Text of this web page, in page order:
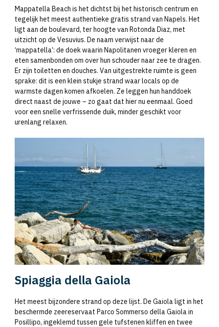
Mappatella Beach is het dichtst bij het historisch centrum en
tegelijk het meest authentieke gratis strand van Napels. Het
ligt aan de boulevard, ter hoogte van Rotonda Diaz, met
uitzicht op de Vesuvius. De naam verwijst naar de
‘mappatella’: de doek waarin Napolitanen vroeger kleren en
eten samenbonden om over hun schouder naar zee te dragen.
Er zijn toiletten en douches. Van uitgestrekte ruimte is geen
sprake: dit is een klein stukje strand waar locals op de
warmste dagen komen afkoelen. Ze leggen hun handdoek
direct naast de jouwe – zo gaat dat hier nu eenmaal. Goed
voor een snelle verfrissende duik, minder geschikt voor
urenlang relaxen.
Spiaggia della Gaiola
Het meest bijzondere strand op deze lijst. De Gaiola ligt in het
beschermde zeereservaat Parco Sommerso della Gaiola in
Posillipo, ingeklemd tussen gele tufstenen kliffen en twee